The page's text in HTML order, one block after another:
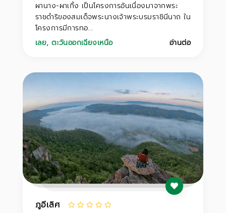
ผานาง-ผาเกิ้ง เป็นโครงการอันเนื่องมาจากพระ
ราชดำริของสมเด็จพระนางเจ้าพระบรมราชินีนาถ ใน
โครงการมีการทอ...
เลย,ตะวันออกเฉียงเหนือ อ่านต่อ
ภูอีเลิศ